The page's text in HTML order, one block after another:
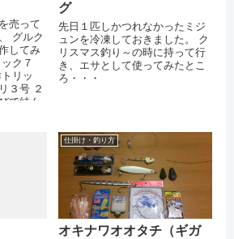
売って
グルク
してみ
ック７
リッ
３号 ２
で結ん
グ
先日１匹しかつれなかったミジ
ュンを冷凍しておきました。 ク
リスマス釣り～の時に持って行
き、エサとして使ってみたとこ
ろ・・・
仕掛け・釣り方
オキナワオオタチ（ギガ